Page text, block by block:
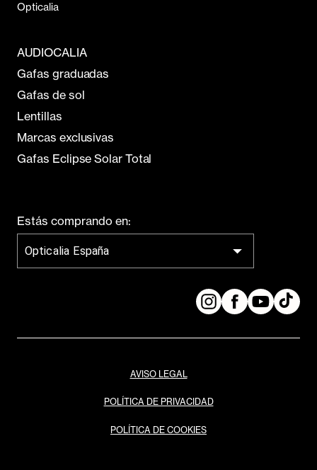
Opticalia
AUDIOCALIA
Gafas graduadas
Gafas de sol
Lentillas
Marcas exclusivas
Gafas Eclipse Solar Total
Estás comprando en:
Opticalia España
AVISO LEGAL
POLÍTICA DE PRIVACIDAD
POLÍTICA DE COOKIES